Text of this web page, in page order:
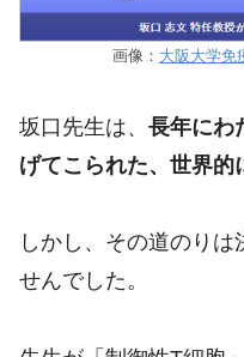
画像： 大阪大学免
坂口先生は、 長年にわ
げてこられた、世界的
しかし、その道のりは
せんでした。